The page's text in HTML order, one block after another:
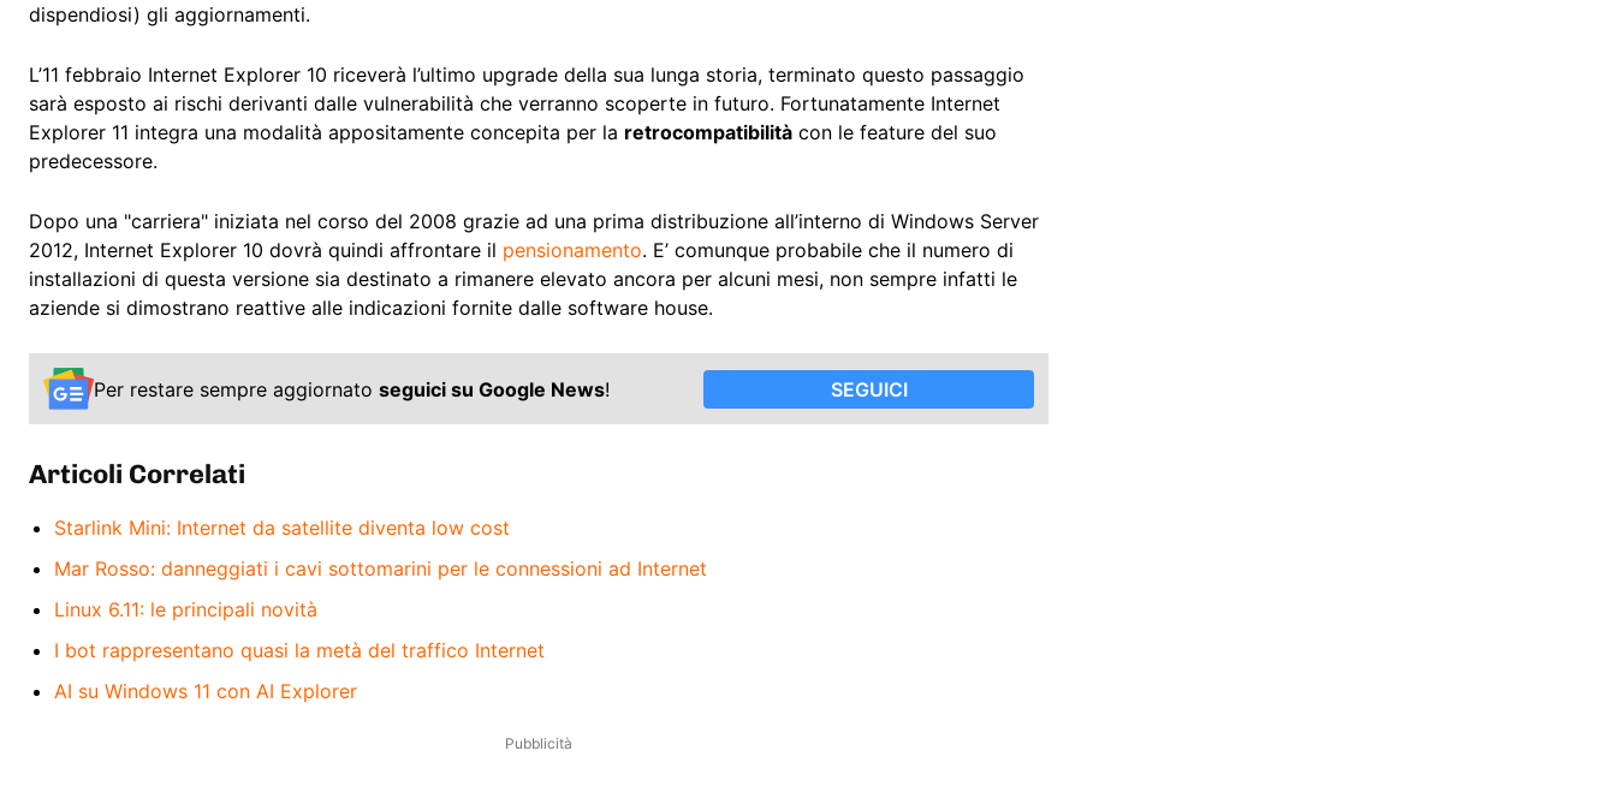
dispendiosi) gli aggiornamenti.
L’11 febbraio Internet Explorer 10 riceverà l’ultimo upgrade della sua lunga storia, terminato questo passaggio
sarà esposto ai rischi derivanti dalle vulnerabilità che verranno scoperte in futuro. Fortunatamente Internet
Explorer 11 integra una modalità appositamente concepita per la retrocompatibilità con le feature del suo
predecessore.
Dopo una "carriera" iniziata nel corso del 2008 grazie ad una prima distribuzione all’interno di Windows Server
2012, Internet Explorer 10 dovrà quindi affrontare il pensionamento. E’ comunque probabile che il numero di
installazioni di questa versione sia destinato a rimanere elevato ancora per alcuni mesi, non sempre infatti le
aziende si dimostrano reattive alle indicazioni fornite dalle software house.
Per restare sempre aggiornato seguici su Google News! SEGUICI
Articoli Correlati
Starlink Mini: Internet da satellite diventa low cost
Mar Rosso: danneggiati i cavi sottomarini per le connessioni ad Internet
Linux 6.11: le principali novità
I bot rappresentano quasi la metà del traffico Internet
AI su Windows 11 con AI Explorer
Pubblicità